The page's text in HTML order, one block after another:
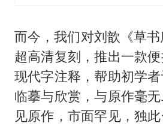
而今，我们对刘歆《草
超高清复刻，推出一款
现代字注释，帮助初学
临摹与欣赏，与原作毫
见原作，市面罕见，独